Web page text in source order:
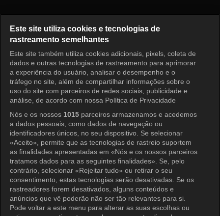
Entrar
Este site utiliza cookies e tecnologias de
rastreamento semelhantes
Este site também utiliza cookies adicionais, pixels, coleta de
dados e outras tecnologias de rastreamento para aprimorar
a experiência do usuário, analisar o desempenho e o
tráfego no site, além de compartilhar informações sobre o
uso do site com parceiros de redes sociais, publicidade e
análise, de acordo com nossa Política de Privacidade
Nós e os nossos 1015 parceiros armazenamos e acedemos
a dados pessoais, como dados de navegação ou
identificadores únicos, no seu dispositivo. Se selecionar
«Aceito», permite que as tecnologias de rastreio suportem
as finalidades apresentadas em «Nós e os nossos parceiros
tratamos dados para as seguintes finalidades». Se, pelo
contrário, selecionar «Rejeitar tudo» ou retirar o seu
consentimento, estas tecnologias serão desativadas. Se os
rastreadores forem desativados, alguns conteúdos e
anúncios que vê poderão não ser tão relevantes para si.
Pode voltar a este menu para alterar as suas escolhas ou